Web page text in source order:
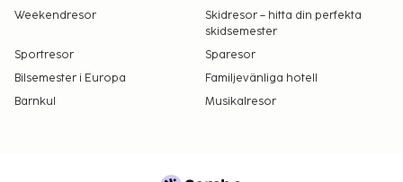
Weekendresor
Skidresor – hitta din perfekta
skidsemester
Sportresor
Sparesor
Bilsemester i Europa
Familjevänliga hotell
Barnkul
Musikalresor